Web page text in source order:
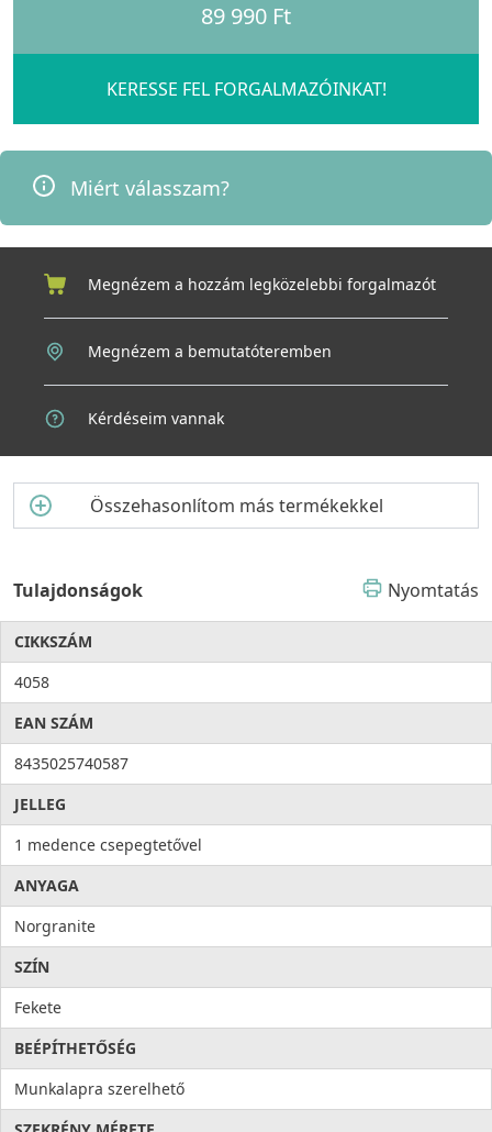
mosogatóink szinte egy életen át kitartanak.
Különböző beépítési lehetőségek állnak rendelkezésre (alá-
vagy fölé szerelhető), amelyek a mosogató a rögzítőkapcsoknak
köszönhetően nagyon egyszerűen és gyorsan beszerelhetők.
Egyes modelljeinket úgy terveztük, hogy a csap elhelyezése
dörzsölésnek és a dörzshatású termékeknek.
89 990 Ft
KERESSE FEL FORGALMAZÓINKAT!
Miért válasszam?
Megnézem a hozzám legközelebbi forgalmazót
Megnézem a bemutatóteremben
Kérdéseim vannak
Összehasonlítom más termékekkel
Tulajdonságok Nyomtatás
CIKKSZÁM
4058
EAN SZÁM
8435025740587
JELLEG
1 medence csepegtetővel
ANYAGA
Norgranite
SZÍN
Fekete
BEÉPÍTHETŐSÉG
Munkalapra szerelhető